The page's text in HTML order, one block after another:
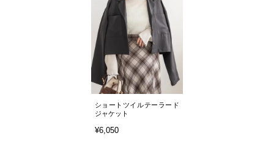
ショートツイルテーラード
ジャケット
¥6,050